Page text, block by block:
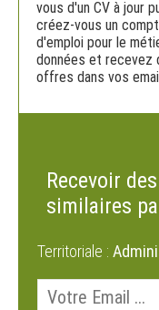
vous d'un CV à jour
créez-vous un
d'emploi pour le
données et recevez
offres dans vos
Recevoir
similaires
Territoriale :